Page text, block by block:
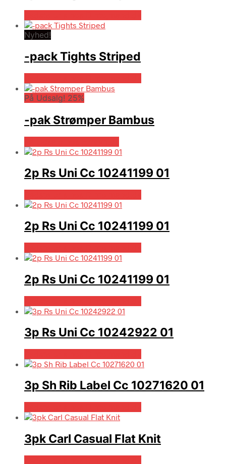
Nyhed!
-pack Tights Striped
På Udsalg! 25%
-pak Strømper Bambus
2p Rs Uni Cc 10241199 01
2p Rs Uni Cc 10241199 01
2p Rs Uni Cc 10241199 01
3p Rs Uni Cc 10242922 01
3p Sh Rib Label Cc 10271620 01
3pk Carl Casual Flat Knit